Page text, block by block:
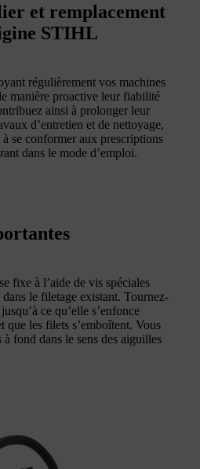
et remplacement
STIHL
régulièrement vos machines
manière proactive leur fiabilité
ainsi à prolonger leur
d’entretien et de nettoyage,
se conformer aux prescriptions
dans le mode d’emploi.
fixe à l’aide de vis spéciales
le filetage existant. Tournez-
ce qu’elle s’enfonce
que les filets s’emboîtent. Vous
fond dans le sens des aiguilles